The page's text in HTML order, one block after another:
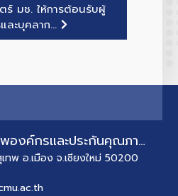
ร์ มช. ให้การต้อนรับผู้
ละบุคลาก...
หน่วยพัฒนาคุณภาพองค์กรและประกันคุณภาพการศึกษา
ทพ อ.เมือง จ.เชียงใหม่ 50200